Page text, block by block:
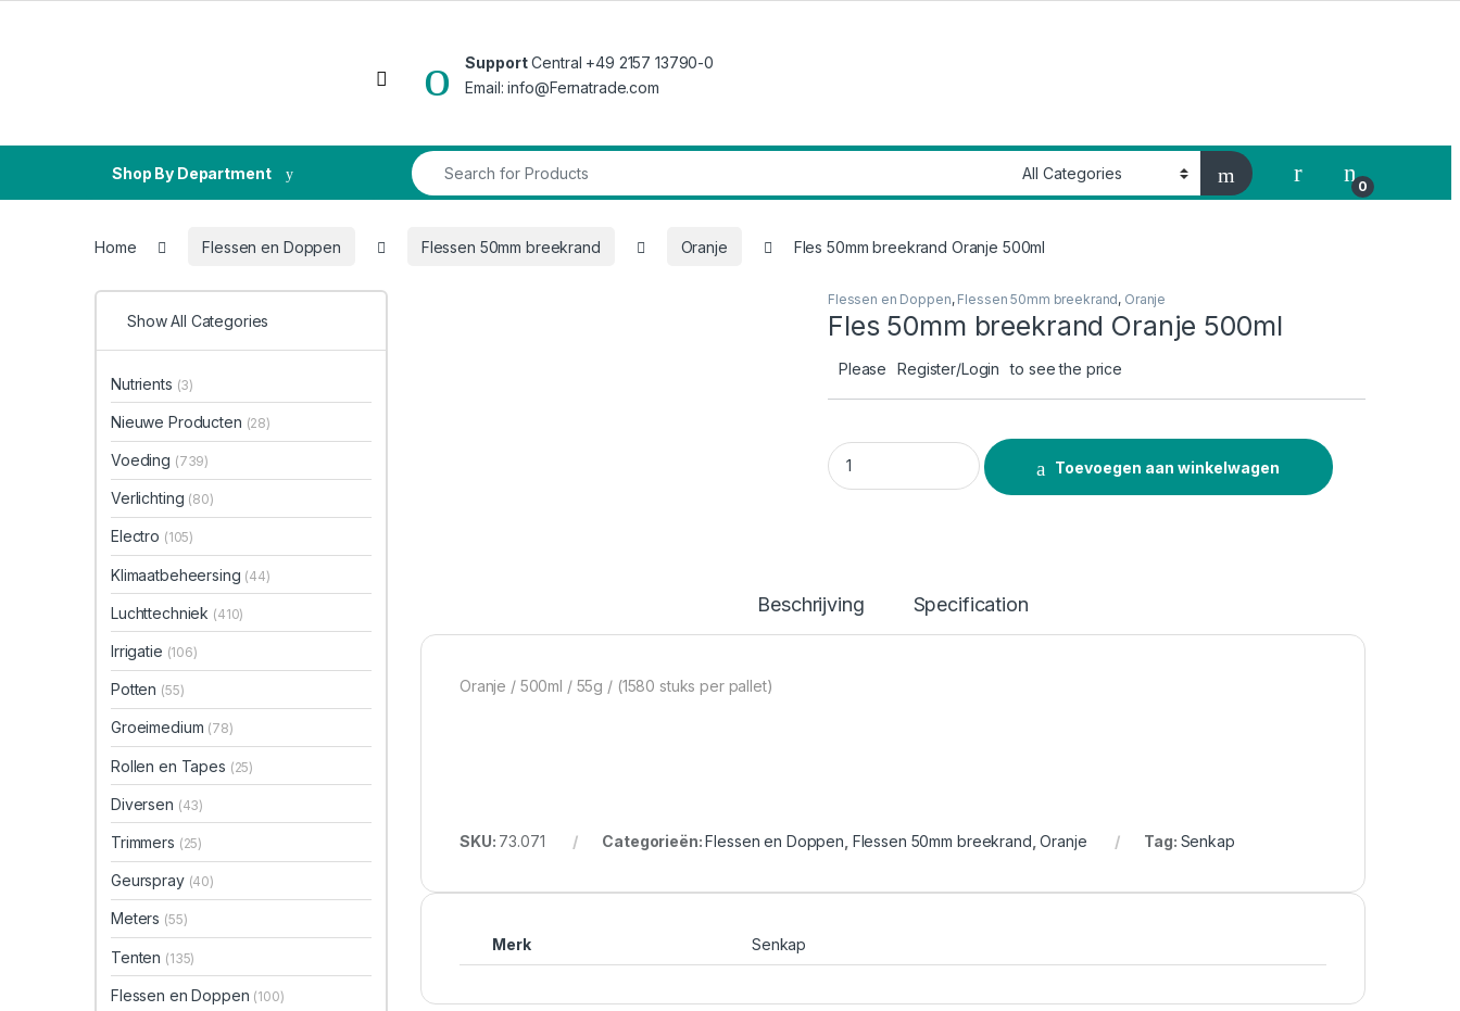
Open
SupportCentral +49 2157 13790-0
Email: info@Fernatrade.com
Shop By Department
Search for:
My Account
0
Home Flessen en Doppen Flessen 50mm breekrand Oranje Fles 50mm breekrand Oranje 500ml
Flessen en Doppen, Flessen 50mm breekrand, Oranje
Fles 50mm breekrand Oranje 500ml
Please Register/Login to see the price
Fles 50mm breekrand Oranje 500ml quantity
Toevoegen aan winkelwagen
Beschrijving Specification
Oranje / 500ml / 55g / (1580 stuks per pallet)
SKU: 73.071 Categorieën: Flessen en Doppen, Flessen 50mm breekrand,Oranje Tag: Senkap
Merk Senkap
Show All Categories
Nutrients (3)
Nieuwe Producten (28)
Voeding (739)
Verlichting (80)
Electro (105)
Klimaatbeheersing (44)
Luchttechniek (410)
Irrigatie (106)
Potten (55)
Groeimedium (78)
Rollen en Tapes (25)
Diversen (43)
Trimmers (25)
Geurspray (40)
Meters (55)
Tenten (135)
Flessen en Doppen (100)